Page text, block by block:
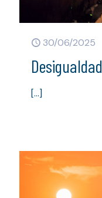
30/06/2025
[…]